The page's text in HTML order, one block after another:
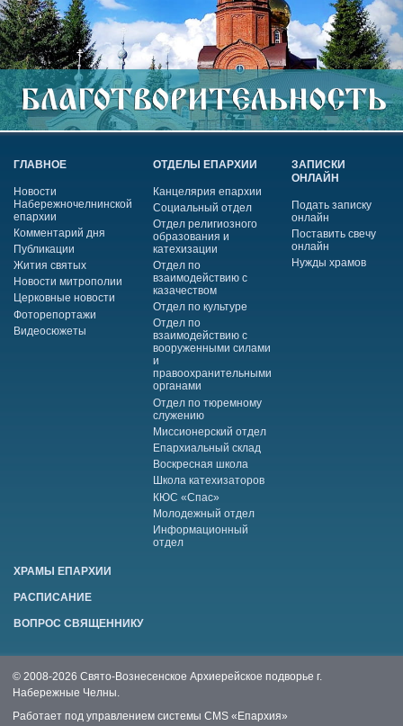
ГЛАВНОЕ
Новости
Набережночелнинской
епархии
Комментарий дня
Публикации
Жития святых
Новости митрополии
Церковные новости
Фоторепортажи
Видеосюжеты
ОТДЕЛЫ ЕПАРХИИ
Канцелярия епархии
Социальный отдел
Отдел религиозного
образования и
катехизации
Отдел по
взаимодействию с
казачеством
Отдел по культуре
Отдел по
взаимодействию с
вооруженными силами
и
правоохранительными
органами
Отдел по тюремному
служению
Миссионерский отдел
Епархиальный склад
Воскресная школа
Школа катехизаторов
КЮС «Спас»
Молодежный отдел
Информационный
отдел
ЗАПИСКИ
ОНЛАЙН
Подать записку
онлайн
Поставить свечу
онлайн
Нужды храмов
ХРАМЫ ЕПАРХИИ
РАСПИСАНИЕ
ВОПРОС СВЯЩЕННИКУ
© 2008-2026 Свято-Вознесенское Архиерейское подворье г.
Набережные Челны.
Работает под управлением системы CMS «Епархия»